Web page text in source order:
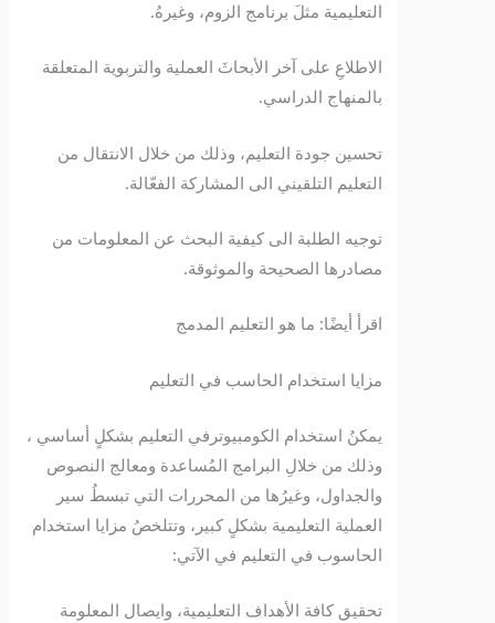
التعليمية مثلَ برنامج الزوم، وغيرهُ.
الاطلاعِ على آخر الأبحاثَ العملية والتربوية المتعلقة
بالمنهاج الدراسي.
تحسين جودة التعليم، وذلك من خلال الانتقال من
التعليم التلقيني الى المشاركة الفعّالة.
توجيه الطلبة الى كيفية البحث عن المعلومات من
مصادرها الصحيحة والموثوقة.
اقرأ أيضًا: ما هو التعليم المدمج
مزايا استخدام الحاسب في التعليم
يمكنُ استخدام الكومبيوترفي التعليم بشكلٍ أساسي ،
وذلك من خلالِ البرامج المُساعدة ومعالج النصوص
والجداول، وغيرُها من المحررات التي تبسطُ سير
العملية التعليمية بشكلٍ كبير، وتتلخصُ مزايا استخدام
الحاسوب في التعليم في الآتي:
تحقيق كافة الأهداف التعليمية، وايصال المعلومة